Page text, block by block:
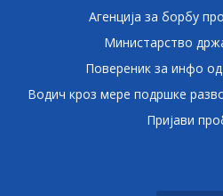
Агенција за борбу
Министарство
Повереник за инфо од
Водич кроз мере подршке
Пријави